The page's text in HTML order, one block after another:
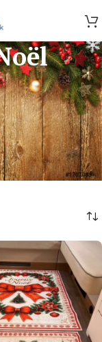
de Noël!
etdécorations de Noël
hivernal. Nos
une touche
Que vous
un magnifiquetapis
ce qu’il vous faut